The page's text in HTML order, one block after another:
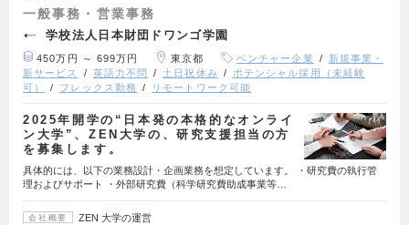
一般事務・営業事務
学校法人日本財団ドワンゴ学園
450万円 ～ 699万円 東京都 ベンチャー企業
新規事業・
新サービス
英語力不問 土日祝休み
ポテンシャル採用（未経験
可）
フレックス勤務 リモートワーク可能
2025年開学の“日本発の本格的なオンライ
ン大学”、ZEN大学の、研究支援担当の方
を募集します。
具体的には、以下の業務設計・企画業務を想定しています。 ・研究費の執行管
理およびサポート ・外部研究費（科学研究費助成事業等…
会社概要 ZEN 大学の運営